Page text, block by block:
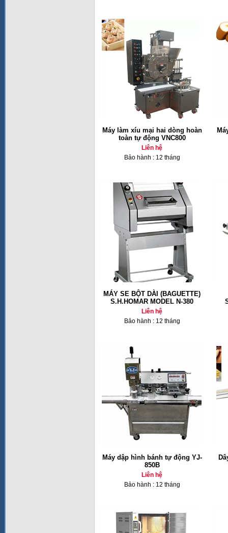
Máy làm xíu mại hai dòng hoàn
toàn tự động VNC800
Liên hệ
Bảo hành : 12 tháng
MÁY SE BỘT DÀI (BAGUETTE)
S.H.HOMAR MODEL N-380
Liên hệ
Bảo hành : 12 tháng
Máy dập hình bánh tự động YJ-
850B
Liên hệ
Bảo hành : 12 tháng